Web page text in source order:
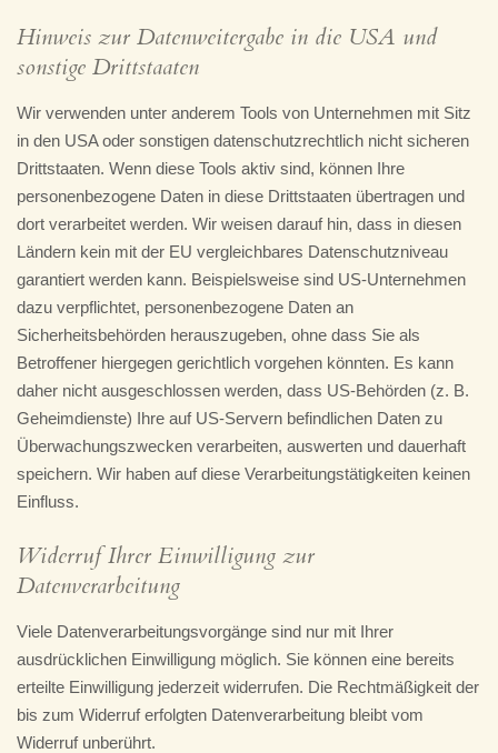
Hinweis zur Datenweitergabe in die USA und
sonstige Drittstaaten
Wir verwenden unter anderem Tools von Unternehmen mit Sitz
in den USA oder sonstigen datenschutzrechtlich nicht sicheren
Drittstaaten. Wenn diese Tools aktiv sind, können Ihre
personenbezogene Daten in diese Drittstaaten übertragen und
dort verarbeitet werden. Wir weisen darauf hin, dass in diesen
Ländern kein mit der EU vergleichbares Datenschutzniveau
garantiert werden kann. Beispielsweise sind US-Unternehmen
dazu verpflichtet, personenbezogene Daten an
Sicherheitsbehörden herauszugeben, ohne dass Sie als
Betroffener hiergegen gerichtlich vorgehen könnten. Es kann
daher nicht ausgeschlossen werden, dass US-Behörden (z. B.
Geheimdienste) Ihre auf US-Servern befindlichen Daten zu
Überwachungszwecken verarbeiten, auswerten und dauerhaft
speichern. Wir haben auf diese Verarbeitungstätigkeiten keinen
Einfluss.
Widerruf Ihrer Einwilligung zur
Datenverarbeitung
Viele Datenverarbeitungsvorgänge sind nur mit Ihrer
ausdrücklichen Einwilligung möglich. Sie können eine bereits
erteilte Einwilligung jederzeit widerrufen. Die Rechtmäßigkeit der
bis zum Widerruf erfolgten Datenverarbeitung bleibt vom
Widerruf unberührt.